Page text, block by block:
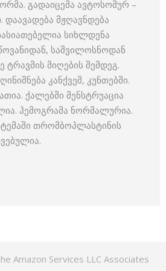
გადაიცემა ავტოსომურ –
მჟღავნდება
სიხლდენა
საშვილოსნოდან
ტრავმის მიღების შემდეგ.
კანქვეშ, კუნთებში.
ქალებში მენსტრუაცია
ჰემოგრამა ნორმალურია.
თრომბოპლასტინის
Amazon Services LLC Associates